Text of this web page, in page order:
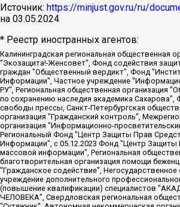
Источник: https://minjust.gov.ru/ru/
на 03.05.2024
* Реестр иностранных агентов:
Калининградская региональная общественная организация "Экозащита!-Женсовет", Фонд содействия защите прав и свобод граждан "Общественный вердикт", Фонд "Институт Развития Свободы Информации", Частное учреждение "Информационное агентство МЕМО. РУ", Региональная общественная организация "Общественная комиссия по сохранению наследия академика Сахарова", Фонд поддержки свободы прессы, Санкт-Петербургская общественная правозащитная организация "Гражданский контроль", Межрегиональная общественная организация "Информационно-просветительский центр "Мемориал", Региональный Фонд "Центр Защиты Прав Средств Массовой Информации", с 05.12.2023 Фонд "Центр Защиты Прав Средств массовой информации", Региональная общественная благотворительная организация помощи беженцам и мигрантам "Гражданское содействие", Негосударственное образовательное учреждение дополнительного профессионального образования (повышение квалификации) специалистов "АКАДЕМИЯ ПО ПРАВАМ ЧЕЛОВЕКА", Свердловская региональная общественная организация "Сутяжник", Автономная некоммерческая организация "Центр независимых социологических исследований", Союз общественных объединений "Российский исследовательский центр по правам человека", Региональное общественное учреждение научно-информационный центр "МЕМОРИАЛ", Некоммерческая организация "Фонд защиты гласности", Автономная некоммерческая организация "Институт прав человека", Городская общественная организация "Екатеринбургское общество "МЕМОРИАЛ", Городская общественная организация "Рязанское историко-просветительское и правозащитное общество "Мемориал" (Рязанский Мемориал), Челябинский региональный орган общественной самодеятельности – женское общественное объединение "Женщины Евразии", Челябинский региональный орган общественной самодеятельности "Уральская правозащитная группа", Фонд содействия защите здоровья и социальной справедливости имени Андрея Рылькова, Автономная Некоммерческая Организация "Аналитический Центр Юрия Левады", Автономная некоммерческая организация социальной поддержки населения "Проект Апрель", Региональная общественная организация помощи женщинам и детям, находящимся в кризисной ситуации "Информационно-методический центр "Анна", Фонд содействия развитию массовых коммуникаций и правовому просвещению "Так-так-Так", Фонд содействия устойчивому развитию "Серебряная тайга", Свердловский региональный общественный фонд социальных проектов "Новое время", "Idel.Реалии", Кавказ.Реалии, Крым.Реалии, Телеканал Настоящее Время, Татаро-башкирская служба Радио Свобода (Azatliq Radiosi), Радио Свободная Европа/Радио Свобода (PCE/PC), "Сибирь.Реалии", "Фактограф", Благотворительный фонд помощи осужденным и их семьям, Автономная некоммерческая организация "Институт глобализации и социальных движений", Фонд "В защиту прав заключенных", Частное учреждение "Центр поддержки и содействия развитию средств массовой информации", Пензенский региональный общественный благотворительный фонд "Гражданский союз", "Север.Реалии", Некоммерческая организация Фонд "Правовая инициатива", Общество с ограниченной ответственностью "Радио Свободная Европа/Радио Свобода", Чешское информационное агентство "MEDIUM-ORIENT", Красноярская региональная общественная организация "Мы против СПИДа", Камалягин Денис Николаевич, Маркелов Сергей Евгеньевич, Пономарев Лев Александрович, Савицкая Людмила Алексеевна, Автономная некоммерческая организация "Центр по работе с проблемой насилия "НАСИЛИЮ.НЕТ", Межрегиональный профессиональный союз работников здравоохранения "Альянс врачей", Юридическое лицо, зарегистрированное в Латвийской Республике, SIA "Medusa Project" (регистрационный номер 40103797863, дата регистрации 10.06.2014), Некоммерческая организация "Фонд по борьбе с коррупцией", Автономная некоммерческая организация "Институт права и публичной политики", Баданин Роман Сергеевич, Гликин Максим Александрович, Железнова Мария Михайловна, Лукьянова Юлия Сергеевна, Маетная Елизавета Витальевна, Маняхин Петр Борисович, Чуракова Ольга Владимировна, Ярош Юлия Петровна, Юридическое лицо "The Insider SIA", зарегистрированное в Риге, Латвийская Республика (дата регистрации 26.06.2015), являющееся администратором доменного имени интернет-издания "The Insider SIA", https://theins.ru, Постернак Алексей Евгеньевич, Рубин Михаил Аркадьевич, Анин Роман Александрович, Юридическое лицо Istories fonds, зарегистрированное в Латвийской Республике (регистрационный номер 50008295751, дата регистрации 24.02.2020), Великовский Дмитрий Александрович, Долинина Ирина Николаевна, Мароховская Алеся Алексеевна, Шлейнов Роман Юрьевич, Шмагун Олеся Валентиновна, Общество с ограниченной ответственностью "Альтаир 2021", Общество с ограниченной ответственностью "Вега 2021", Общество с ограниченной ответственностью "Главный редактор 2021", Общество с ограниченной ответственностью "Ромашки монолит", Важенков Артем Валерьевич, Ивановская областная общественная организация "Центр гендерных исследований", Гурман Юрий Альбертович, Медиапроект "ОВД-Инфо", Егоров Владимир Владимирович, Жилинский Владимир Александрович, Общество с ограниченной ответственностью "ЗП", Иванова София Юрьевна, Карезина Инна Павловна, Кильтау Екатерина Викторовна, Петров Алексей Викторович, Пискунов Сергей Евгеньевич, Смирнов Сергей Сергеевич, Тихонов Михаил Сергеевич, Общество с ограниченной ответственностью "ЖУРНАЛИСТ-ИНОСТРАННЫЙ АГЕНТ", Арапова Галина Юрьевна, Вольтская Татьяна Анатольевна, Американская компания "Mason G.E.S. Anonymous Foundation" (США), являющаяся владельцем интернет-издания https://mnews.world/, Компания "Stichting Bellingcat", зарегистрированная в Нидерландах (дата регистрации 11.07.2018), Захаров Андрей Вячеславович, Клепиковская Екатерина Дмитриевна, Общество с ограниченной ответственностью "МЕМО", Перл Роман Александрович, Симонов Евгений Алексеевич, Соловьева Елена Анатольевна, Сотников Даниил Владимирович, Сурначева Елизавета Дмитриевна, Автономная некоммерческая организация по защите прав человека и информированию населения "Якутия – Наше Мнение", Общество с ограниченной ответственностью "Москоу диджитал медиа", с 26.01.2023 Общество с ограниченной ответственностью "Чайка Белые сады", Ветошкина Валерия Валерьевна, Заговора Максим Александрович, Межрегиональное общественное движение "Российская ЛГБТ - сеть", Оленичев Максим Владимирович, Павлов Иван Юрьевич, Скворцова Елена Сергеевна, Общество с ограниченной ответственностью "Как бы инагент", Кочетков Игорь Викторович, Общество с ограниченной ответственностью "Честные выборы", Еланчик Олег Александрович, Общество с ограниченной ответственностью "Нобелевский призыв", Гималова Регина Эмилевна, Григорьев Андрей Валерьевич, Григорьева Алина Александровна, Ассоциация по содействию защите прав призывников, альтернативнослужащих и военнослужащих "Правозащитная группа "Гражданин.Армия.Право", Хисамова Регина Фаритовна, Автономная некоммерческая организация по реализации социально-правовых программ "Лилит", Дальневосточное общественное движение "Маяк", Санкт-Петербургская ЛГБТ-инициативная группа "Выход", Инициативная группа ЛГБТ+ "Реверс", Алексеев Андрей Викторович, Бекбулатова Таисия Львовна, Беляев Иван Михайлович, Владыкина Елена Сергеевна, Гельман Марат Александрович, Никульшина Вероника Юрьевна, Толоконникова Надежда Андреевна, Шендерович Виктор Анатольевич, Общество с ограниченной ответственностью "Данное сообщение", Общество с ограниченной ответственностью Издательский дом "Новая глава", Айнбиндер Александра Александровна, Московский комьюнити-центр для ЛГБТ+инициатив, Благотворительный фонд развития филантропии, Deutsche Welle (Германия, Kurt-Schumacher-Strasse 3, 53113 Bonn), Борзунова Мария Михайловна, Воробьев Виктор Викторович, Голубева Анна Львовна, Константинова Алла Михайловна, Малкова Ирина Владимировна, Мурадов Мурад Абдулгалимович, Осетинская Елизавета Николаевна, Понасенков Евгений Николаевич, Ганапольский Матвей Юрьевич, Киселев Евгений Алексеевич, Борухович Ирина Григорьевна, Дремин Иван Тимофеевич, Дубровский Дмитрий Викторович, Красноярская региональная общественная организация поддержки и развития альтернативных образовательных технологий и межкультурных коммуникаций "ИНТЕРРА", Маяковская Екатерина Алексеевна, Фейгин